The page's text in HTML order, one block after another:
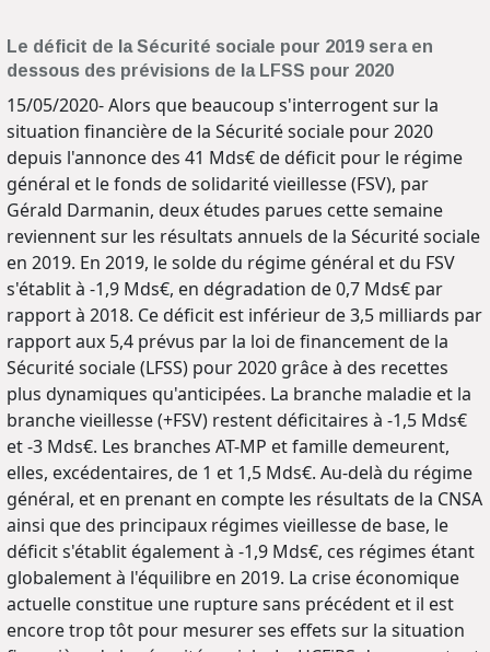
Le déficit de la Sécurité sociale pour 2019 sera en
dessous des prévisions de la LFSS pour 2020
15/05/2020- Alors que beaucoup s'interrogent sur la
situation financière de la Sécurité sociale pour 2020
depuis l'annonce des 41 Mds€ de déficit pour le régime
général et le fonds de solidarité vieillesse (FSV), par
Gérald Darmanin, deux études parues cette semaine
reviennent sur les résultats annuels de la Sécurité sociale
en 2019. En 2019, le solde du régime général et du FSV
s'établit à -1,9 Mds€, en dégradation de 0,7 Mds€ par
rapport à 2018. Ce déficit est inférieur de 3,5 milliards par
rapport aux 5,4 prévus par la loi de financement de la
Sécurité sociale (LFSS) pour 2020 grâce à des recettes
plus dynamiques qu'anticipées. La branche maladie et la
branche vieillesse (+FSV) restent déficitaires à -1,5 Mds€
et -3 Mds€. Les branches AT-MP et famille demeurent,
elles, excédentaires, de 1 et 1,5 Mds€. Au-delà du régime
général, et en prenant en compte les résultats de la CNSA
ainsi que des principaux régimes vieillesse de base, le
déficit s'établit également à -1,9 Mds€, ces régimes étant
globalement à l'équilibre en 2019. La crise économique
actuelle constitue une rupture sans précédent et il est
encore trop tôt pour mesurer ses effets sur la situation